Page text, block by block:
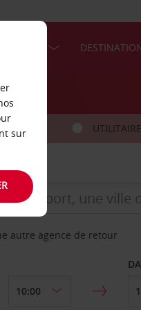
UTILITAIRE
autre agence de retour
sur